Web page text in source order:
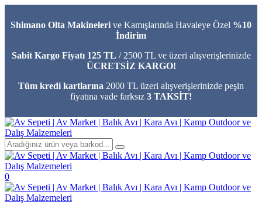
Shimano Olta Makineleri ve Kamışlarında Havaleye Özel %10
İndirim
Sabit Kargo Fiyatı 125 TL / 2500 TL ve üzeri alışverişlerinizde
ÜCRETSİZ KARGO!
Tüm kredi kartlarına 2000 TL üzeri alışverişlerinizde peşin
fiyatına vade farksız 3 TAKSİT!
0